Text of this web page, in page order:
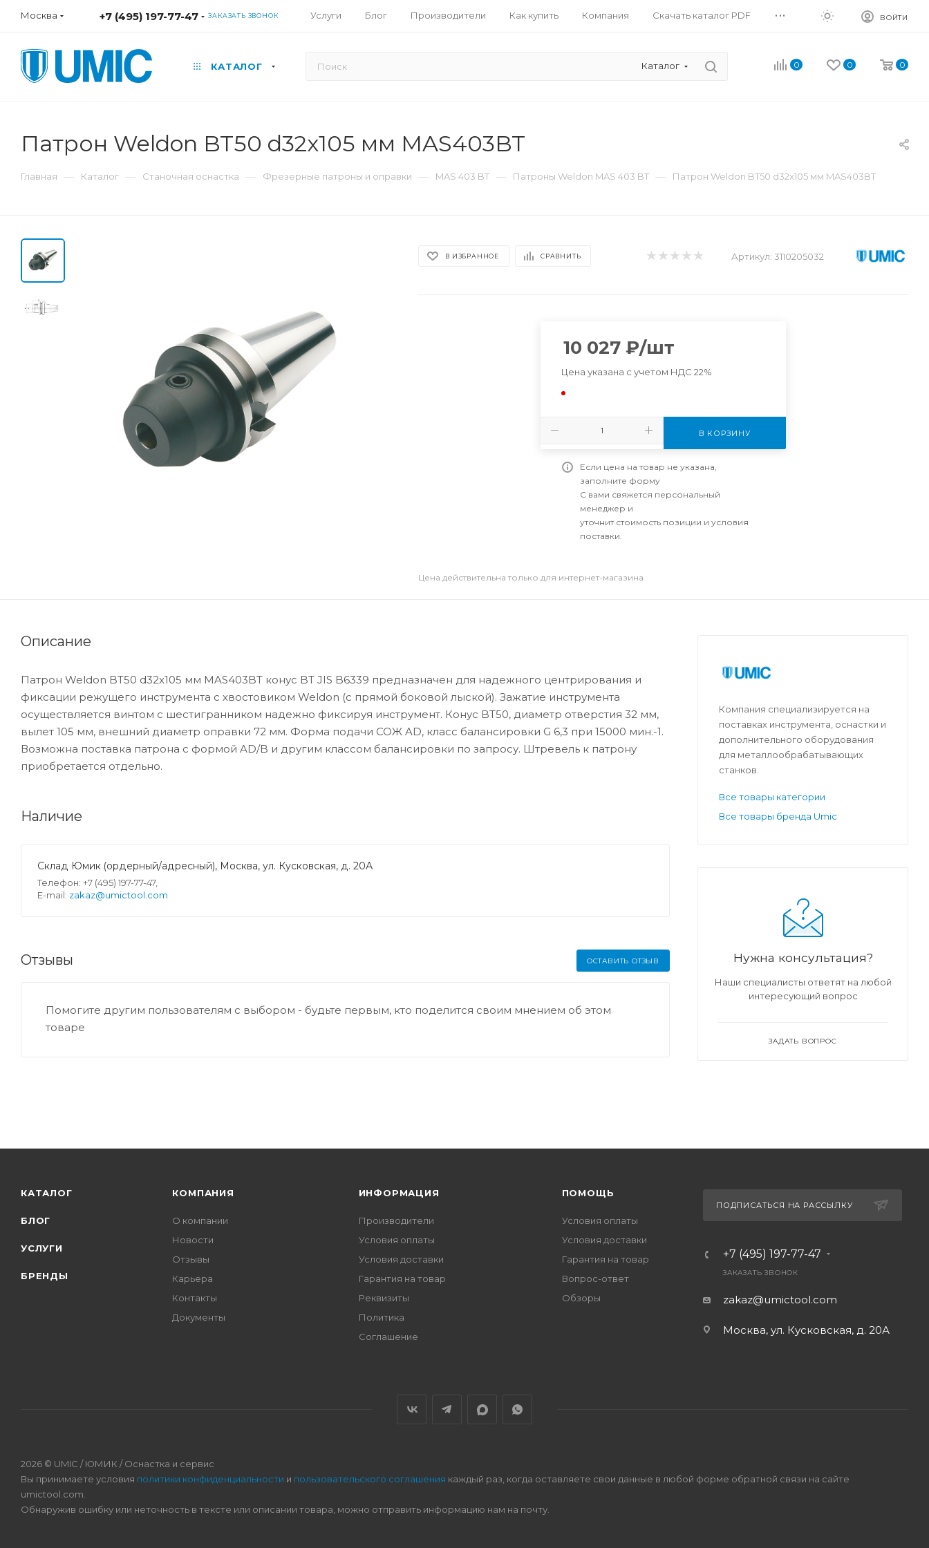
Москва +7 (495) 197-77-47 ЗАКАЗАТЬ ЗВОНОК Услуги Блог Производители Как купить Компания Скачать каталог PDF ... ВОЙТИ
КАТАЛОГ Каталог 0 0 0
Патрон Weldon BT50 d32x105 мм MAS403BT
Главная — Каталог — Станочная оснастка — Фрезерные патроны и оправки — MAS 403 BT — Патроны Weldon MAS 403 BT — Патрон Weldon BT50 d32x105 мм MAS403BT
В ИЗБРАННОЕ СРАВНИТЬ Артикул: 3110205032
10 027 ₽/шт
Цена указана с учетом НДС 22%
В КОРЗИНУ
Если цена на товар не указана,
заполните форму
С вами свяжется персональный
менеджер и
уточнит стоимость позиции и условия
поставки.
Цена действительна только для интернет-магазина
Описание
Патрон Weldon BT50 d32x105 мм MAS403BT конус BT JIS B6339 предназначен для надежного центрирования и
фиксации режущего инструмента с хвостовиком Weldon (с прямой боковой лыской). Зажатие инструмента
осуществляется винтом с шестигранником надежно фиксируя инструмент. Конус BT50, диаметр отверстия 32 мм,
вылет 105 мм, внешний диаметр оправки 72 мм. Форма подачи СОЖ AD, класс балансировки G 6,3 при 15000 мин.-1.
Возможна поставка патрона с формой AD/B и другим классом балансировки по запросу. Штревель к патрону
приобретается отдельно.
Наличие
Склад Юмик (ордерный/адресный), Москва, ул. Кусковская, д. 20А
Телефон: +7 (495) 197-77-47,
E-mail: zakaz@umictool.com
Отзывы ОСТАВИТЬ ОТЗЫВ
Помогите другим пользователям с выбором - будьте первым, кто поделится своим мнением об этом
товаре
Компания специализируется на
поставках инструмента, оснастки и
дополнительного оборудования
для металлообрабатывающих
станков.
Все товары категории
Все товары бренда Umic
Нужна консультация?
Наши специалисты ответят на любой
интересующий вопрос
ЗАДАТЬ ВОПРОС
КАТАЛОГ
БЛОГ
УСЛУГИ
БРЕНДЫ
КОМПАНИЯ
О компании
Новости
Отзывы
Карьера
Контакты
Документы
ИНФОРМАЦИЯ
Производители
Условия оплаты
Условия доставки
Гарантия на товар
Реквизиты
Политика
Соглашение
ПОМОЩЬ
Условия оплаты
Условия доставки
Гарантия на товар
Вопрос-ответ
Обзоры
ПОДПИСАТЬСЯ НА РАССЫЛКУ
+7 (495) 197-77-47
ЗАКАЗАТЬ ЗВОНОК
zakaz@umictool.com
Москва, ул. Кусковская, д. 20А
2026 © UMIC / ЮМИК / Оснастка и сервис
Вы принимаете условия политики конфиденциальности и пользовательского соглашения каждый раз, когда оставляете свои данные в любой форме обратной связи на сайте
umictool.com.
Обнаружив ошибку или неточность в тексте или описании товара, можно отправить информацию нам на почту.